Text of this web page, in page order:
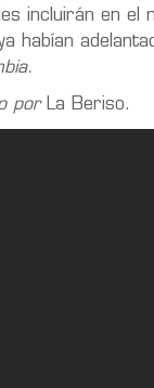
incluirán en el
habían
.
por La Beriso.